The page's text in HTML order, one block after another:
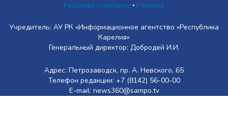
Редакция / контакты • Реклама
Учредитель: АУ РК «Информационное агентство «Республика
Карелия»
Генеральный директор: Добродей И.И.
Адрес: Петрозаводск, пр. А. Невского, 65
Телефон редакции: +7 (8142) 56-00-00
E-mail: news360@sampo.tv